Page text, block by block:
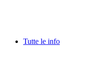
Tutte le info